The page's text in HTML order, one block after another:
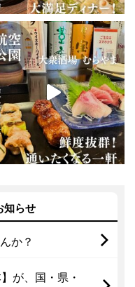
知らせ
か？
が、国・県・